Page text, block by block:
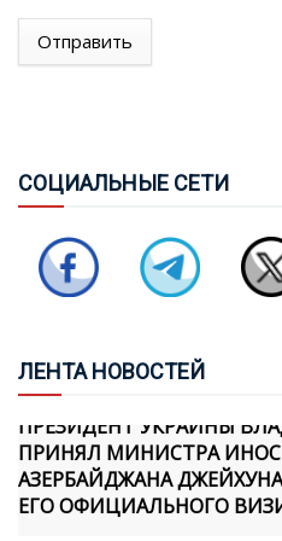
Отправить
СОЦИАЛЬНЫЕ СЕТИ
ЛЕНТА НОВОСТЕЙ
ТУРЦИЯ, САУДОВСКАЯ
ПОДПИШУТ СОГЛАШЕНИЕ
СОВБЕЗ ТУРЦИИ: ЧЕРНОЕ
ДОЛЖНЫ ПРЕВРАЩАТЬСЯ
БАЙРАМОВ И БУДАНОВ
ПРЕЗИДЕНТ УКРАИНЫ
ПРИНЯЛ МИНИСТРА
АЗЕРБАЙДЖАНА
ЕГО ОФИЦИАЛЬНОГО